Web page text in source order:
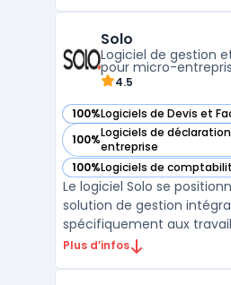
Solo
Logiciel de gestion
pour micro-
4.5
100%Logiciels de Devis et
— voir Solo dans cette
100%Logiciels de
entreprise
— voir Solo dans cette
100%Logiciels de
— voir Solo dans cette
Le logiciel Solo se
solution de gestion
spécifiquement aux
indépendants sous le
Plus d’infos